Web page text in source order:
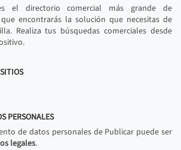
el directorio comercial más grande de
encontrarás la solución que necesitas de
Realiza tus búsquedas comerciales desde
PERSONALES
de datos personales de Publicar puede ser
legales.